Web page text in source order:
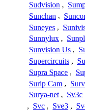
Sudvision ,
Sunchan ,
Suneyes ,
Sunnylux ,
Sunvision Us ,
Supercircuits ,
Supra Space ,
Surip Cam ,
Surya-net , Sv3c
, Svc , Sve3 ,